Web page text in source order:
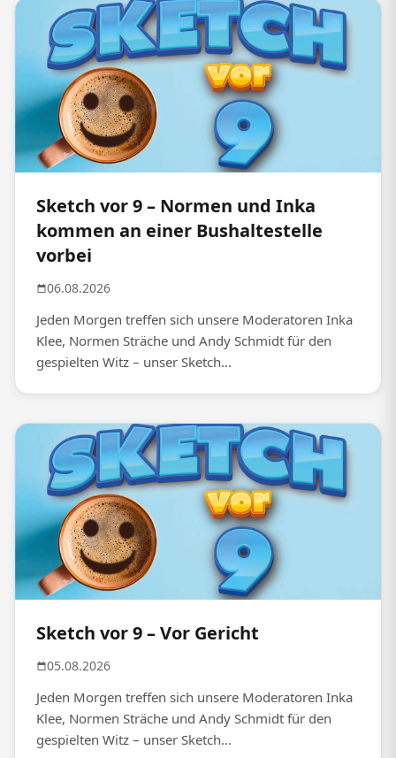
Sketch vor 9 – Normen und Inka
kommen an einer Bushaltestelle
vorbei
06.08.2026
Jeden Morgen treffen sich unsere Moderatoren Inka
Klee, Normen Sträche und Andy Schmidt für den
gespielten Witz – unser Sketch...
Sketch vor 9 – Vor Gericht
05.08.2026
Jeden Morgen treffen sich unsere Moderatoren Inka
Klee, Normen Sträche und Andy Schmidt für den
gespielten Witz – unser Sketch...